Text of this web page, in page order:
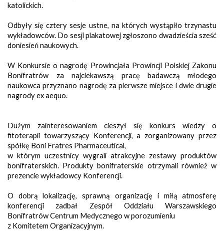
katolickich.
Odbyły się cztery sesje ustne, na których wystąpiło trzynastu
wykładowców. Do sesji plakatowej zgłoszono dwadzieścia sześć
doniesień naukowych.
W Konkursie o nagrodę Prowincjała Prowincji Polskiej Zakonu
Bonifratrów za najciekawszą pracę badawczą młodego
naukowca przyznano nagrodę za pierwsze miejsce i dwie drugie
nagrody ex aequo.
Dużym zainteresowaniem cieszył się konkurs wiedzy o
fitoterapii towarzyszący Konferencji, a zorganizowany przez
spółkę Boni Fratres Pharmaceutical,
w którym uczestnicy wygrali atrakcyjne zestawy produktów
bonifraterskich. Produkty bonifraterskie otrzymali również w
prezencie wykładowcy Konferencji.
O dobrą lokalizację, sprawną organizację i miłą atmosferę
konferencji zadbał Zespół Oddziału Warszawskiego
Bonifratrów Centrum Medycznego w porozumieniu
z Komitetem Organizacyjnym.